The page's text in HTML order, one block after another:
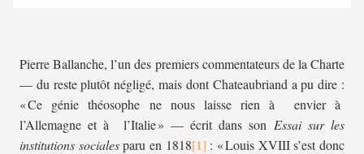
Pierre Ballanche, l’un des premiers commentateurs de la Charte
— du reste plutôt négligé, mais dont Chateaubriand a pu dire :
« Ce génie théosophe ne nous laisse rien à envier à
l’Allemagne et à l’Italie » — écrit dans son Essai sur les
institutions socialesparu en 1818
: « Louis XVIII s’est donc